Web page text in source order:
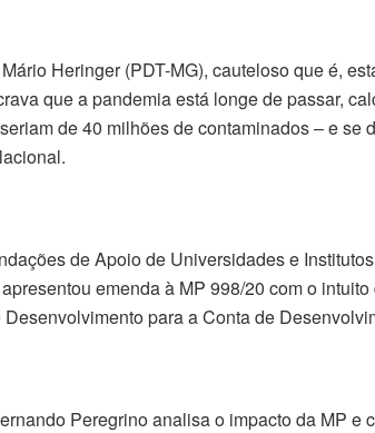
Heringer (PDT-MG), cauteloso que é,
que a pandemia está longe de passar,
de 40 milhões de contaminados – e se
de Apoio de Universidades e
emenda à MP 998/20 com o
para a Conta de
Peregrino analisa o impacto da MP e